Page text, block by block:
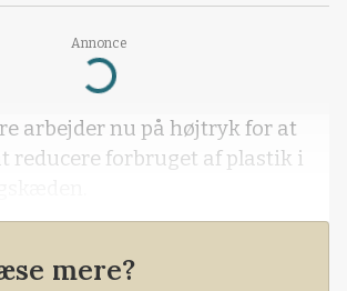
Annonce
Loading...
arbejder nu på højtryk for at
reducere forbruget af plastik i
mere?